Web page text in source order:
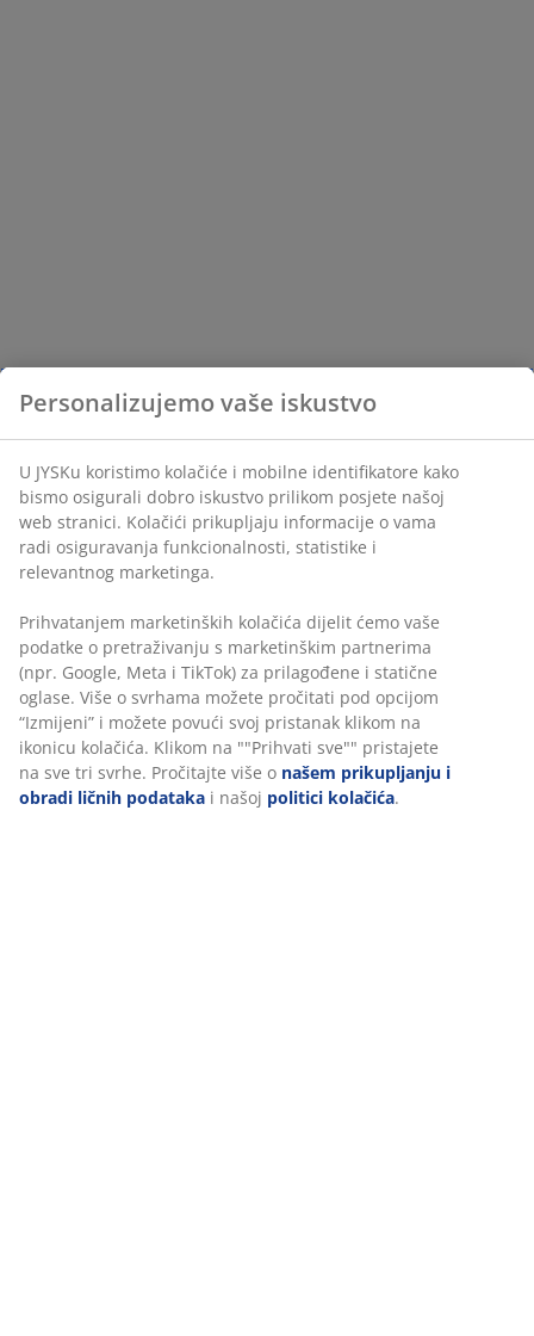
Personalizujemo vaše iskustvo
U JYSKu koristimo kolačiće i mobilne identifikatore kako
bismo osigurali dobro iskustvo prilikom posjete našoj
web stranici. Kolačići prikupljaju informacije o vama
radi osiguravanja funkcionalnosti, statistike i
relevantnog marketinga.
Prihvatanjem marketinških kolačića dijelit ćemo vaše
podatke o pretraživanju s marketinškim partnerima
(npr. Google, Meta i TikTok) za prilagođene i statične
oglase. Više o svrhama možete pročitati pod opcijom
“Izmijeni” i možete povući svoj pristanak klikom na
ikonicu kolačića. Klikom na ""Prihvati sve"" pristajete
na sve tri svrhe. Pročitajte više o našem prikupljanju i
obradi ličnih podataka i našoj politici kolačića.